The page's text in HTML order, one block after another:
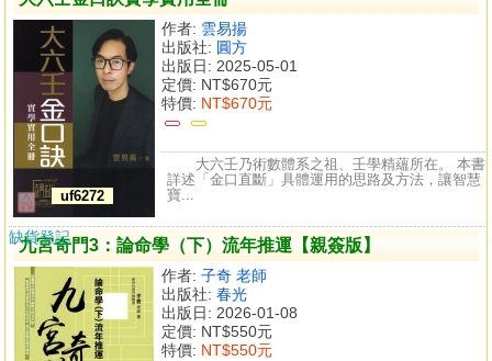
uf6272
作者: 雲易揚
出版社: 圓方
出版日: 2025-05-01
定價: NT$670元
特價: NT$670元
大六壬乃術數體系之祖、壬學精蘊所在。 本書
詳述「金口直斷」具體運用的思路及方法，讓智慧
寶...
九宮奇門3：論命學（下）流年推運【親簽版】
作者: 子奇 老師
出版社: 春光
出版日: 2026-01-08
定價: NT$550元
特價: NT$550元
缺貨登記